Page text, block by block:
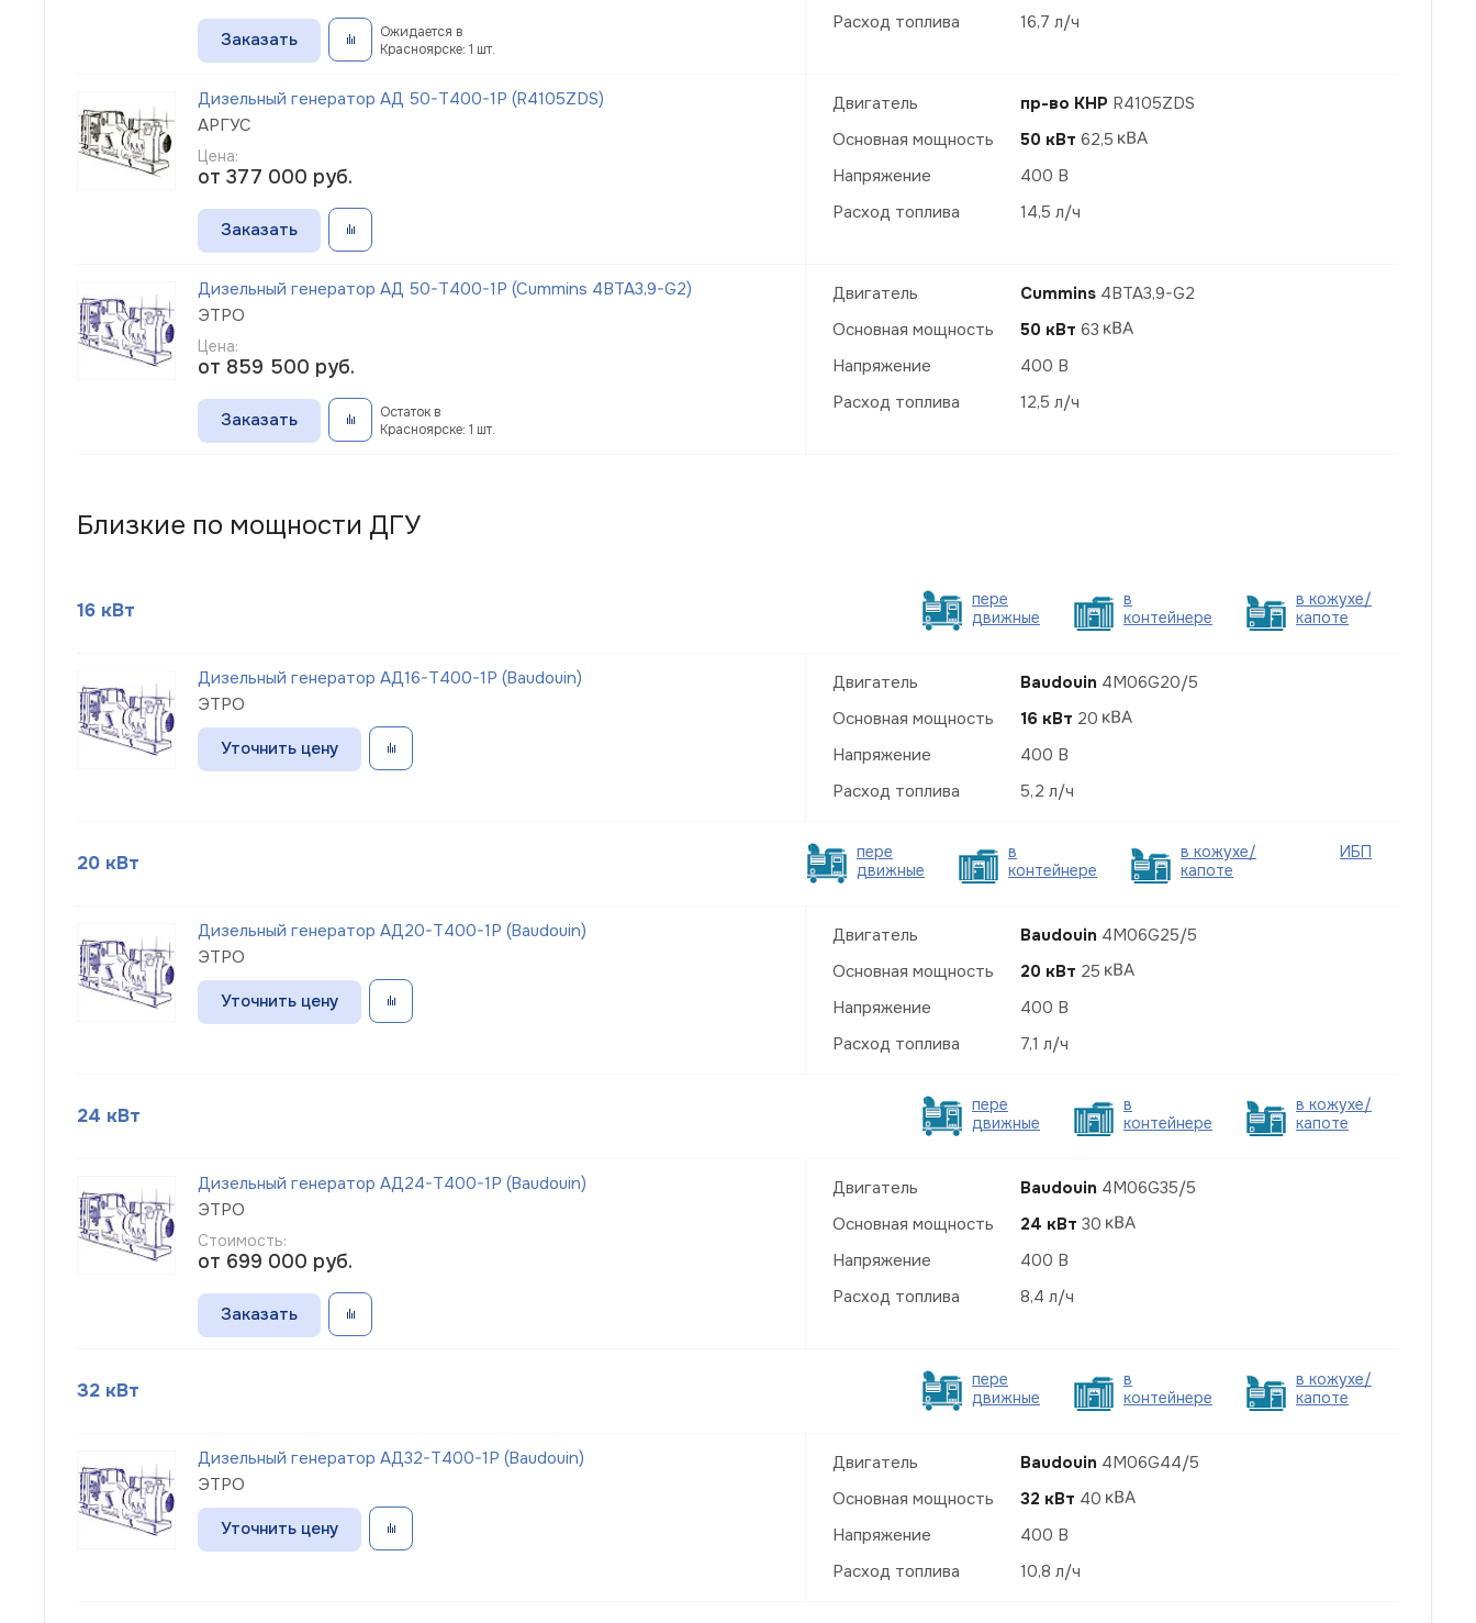
Заказать
Ожидается в
Красноярске: 1 шт.
Расход топлива
16,7 л/ч
Дизельный генератор АД 50-Т400-1Р (R4105ZDS)
АРГУС
Цена:
от 377 000 руб.
Заказать
Двигатель пр-во КНР R4105ZDS
Основная мощность
50 кВт 62,5
Напряжение
400 В
Расход топлива
14,5 л/ч
Дизельный генератор АД 50-Т400-1Р (Cummins 4BTA3,9-G2)
ЭТРО
Цена:
от 859 500 руб.
Заказать
Остаток в
Красноярске: 1 шт.
Двигатель Cummins 4BTA3,9-G2
Основная мощность
50 кВт 63
Напряжение
400 В
Расход топлива
12,5 л/ч
Близкие по мощности ДГУ
16 кВт
пере
движные
в
контейнере
в кожухе/
капоте
Дизельный генератор АД16-Т400-1Р (Baudouin)
ЭТРО
Уточнить цену
Двигатель Baudouin 4M06G20/5
Основная мощность
16 кВт 20
Напряжение
400 В
Расход топлива
5,2 л/ч
20 кВт
пере
движные
в
контейнере
в кожухе/
капоте
ИБП
Дизельный генератор АД20-Т400-1Р (Baudouin)
ЭТРО
Уточнить цену
Двигатель Baudouin 4M06G25/5
Основная мощность
20 кВт 25
Напряжение
400 В
Расход топлива
7,1 л/ч
24 кВт
пере
движные
в
контейнере
в кожухе/
капоте
Дизельный генератор АД24-Т400-1Р (Baudouin)
ЭТРО
Стоимость:
от 699 000 руб.
Заказать
Двигатель Baudouin 4M06G35/5
Основная мощность
24 кВт 30
Напряжение
400 В
Расход топлива
8,4 л/ч
32 кВт
пере
движные
в
контейнере
в кожухе/
капоте
Дизельный генератор АД32-Т400-1Р (Baudouin)
ЭТРО
Уточнить цену
Двигатель Baudouin 4M06G44/5
Основная мощность
32 кВт 40
Напряжение
400 В
Расход топлива
10,8 л/ч